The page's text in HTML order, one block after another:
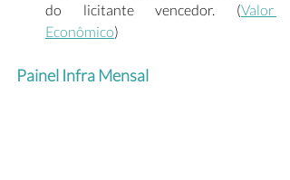
do licitante vencedor. (Valor
Econômico)
Painel Infra Mensal